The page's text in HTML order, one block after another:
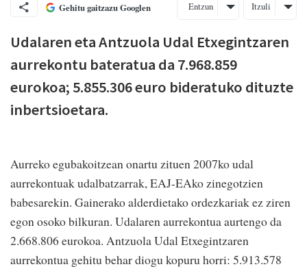
Gehitu gaitzazu Googlen Entzun Itzuli
Udalaren eta Antzuola Udal Etxegintzaren
aurrekontu bateratua da 7.968.859
eurokoa; 5.855.306 euro bideratuko dituzte
inbertsioetara.
Aurreko egubakoitzean onartu zituen 2007ko udal
aurrekontuak udalbatzarrak, EAJ-EAko zinegotzien
babesarekin. Gainerako alderdietako ordezkariak ez ziren
egon osoko bilkuran. Udalaren aurrekontua aurtengo da
2.668.806 eurokoa. Antzuola Udal Etxegintzaren
aurrekontua gehitu behar diogu kopuru horri: 5.913.578